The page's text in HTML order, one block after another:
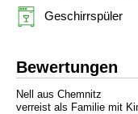
Geschirrspüler
Bewertungen
Nell aus Chemnitz
verreist als Familie mit